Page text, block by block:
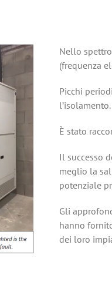
Nello
(frequenza
Picchi
l’isolamento.
È stato
Il successo
meglio la
potenziale
Gli
hanno
dei loro